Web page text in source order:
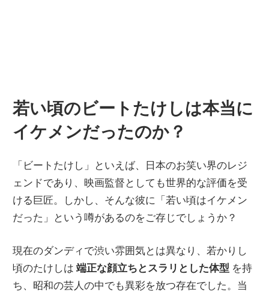
若い頃のビートたけしは本当に
イケメンだったのか？
「ビートたけし」といえば、日本のお笑い界のレジ
ェンドであり、映画監督としても世界的な評価を受
ける巨匠。しかし、そんな彼に「若い頃はイケメン
だった」という噂があるのをご存じでしょうか？
現在のダンディで渋い雰囲気とは異なり、若かりし
頃のたけしは端正な顔立ちとスラリとした体型 を持
ち、昭和の芸人の中でも異彩を放つ存在でした。当